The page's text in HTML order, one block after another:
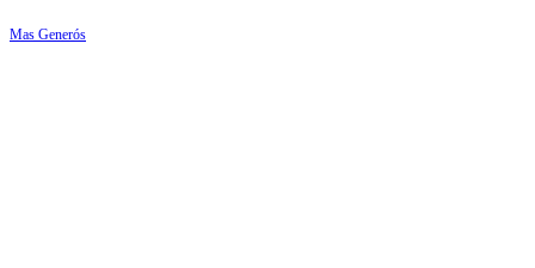
Mas Generós